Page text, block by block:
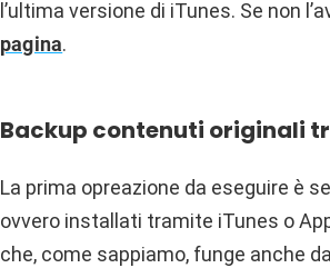
l’ultima versione di iTunes. Se non
pagina.
Backup contenuti originali
La prima opreazione da eseguire è
ovvero installati tramite iTunes o
che, come sappiamo, funge anche